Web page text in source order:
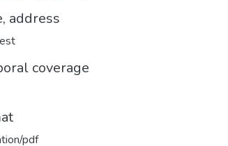
address
coverage
pdf